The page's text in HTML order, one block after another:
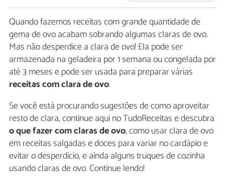
Quando fazemos receitas com grande quantidade de
gema de ovo acabam sobrando algumas claras de ovo.
Mas não desperdice a clara de ovo! Ela pode ser
armazenada na geladeira por 1 semana ou congelada por
até 3 meses e pode ser usada para preparar várias
receitas com clara de ovo.
Se você está procurando sugestões de como aproveitar
resto de clara, continue aqui no TudoReceitas e descubra
o que fazer com claras de ovo, como usar clara de ovo
em receitas salgadas e doces para variar no cardápio e
evitar o desperdício, e ainda alguns truques de cozinha
usando claras de ovo. Continue lendo!